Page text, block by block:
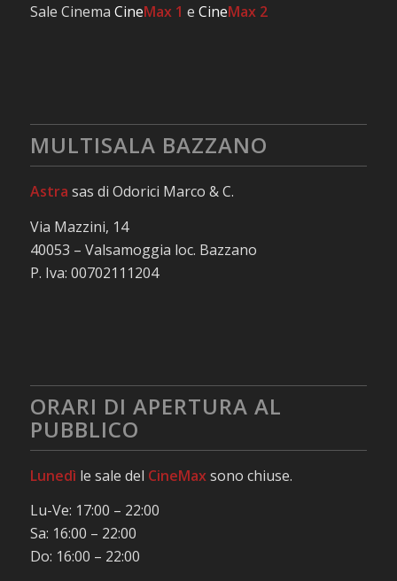
Sale Cinema CineMax 1 e CineMax 2
MULTISALA BAZZANO
Astra sas di Odorici Marco & C.
Via Mazzini, 14
40053 – Valsamoggia loc. Bazzano
P. Iva: 00702111204
ORARI DI APERTURA AL
PUBBLICO
Lunedì le sale del CineMaxsono chiuse.
Lu-Ve: 17:00 – 22:00
Sa: 16:00 – 22:00
Do: 16:00 – 22:00